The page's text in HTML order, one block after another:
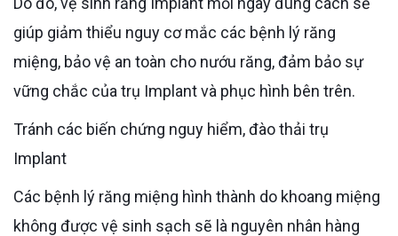
giúp giảm thiểu nguy cơ mắc các bệnh lý răng
miệng, bảo vệ an toàn cho nướu răng, đảm bảo sự
vững chắc của trụ Implant và phục hình bên trên.
Tránh các biến chứng nguy hiểm, đào thải trụ
Implant
Các bệnh lý răng miệng hình thành do khoang miệng
không được vệ sinh sạch sẽ là nguyên nhân hàng